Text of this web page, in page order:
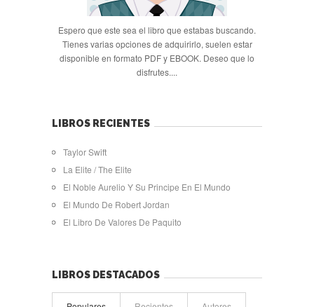
Espero que este sea el libro que estabas buscando.
Tienes varias opciones de adquirirlo, suelen estar
disponible en formato PDF y EBOOK. Deseo que lo
disfrutes....
LIBROS RECIENTES
Taylor Swift
La Elite / The Elite
El Noble Aurelio Y Su Principe En El Mundo
El Mundo De Robert Jordan
El Libro De Valores De Paquito
LIBROS DESTACADOS